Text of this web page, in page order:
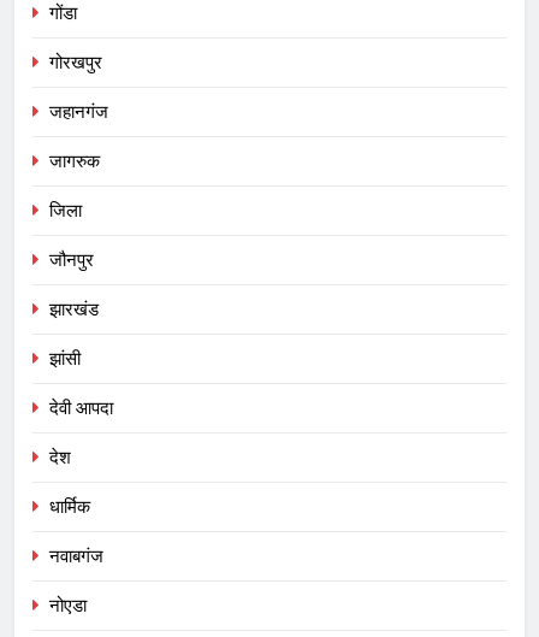
गोंडा
गोरखपुर
जहानगंज
जागरुक
जिला
जौनपुर
झारखंड
झांसी
देवी आपदा
देश
धार्मिक
नवाबगंज
नोएडा